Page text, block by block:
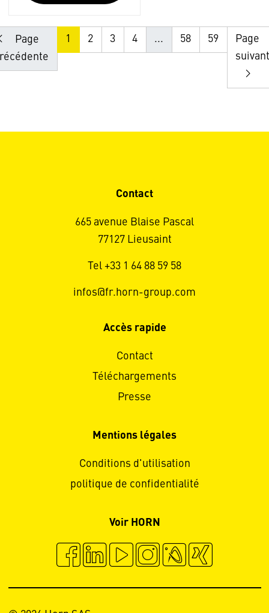
Page
1 2 3 4 ... 58 59
Page
Contact
665 avenue Blaise Pascal
77127 Lieusaint
Tel +33 1 64 88 59 58
infos@fr.horn-group.com
Accès rapide
Contact
Téléchargements
Presse
Mentions légales
Conditions d'utilisation
politique de confidentialité
Voir HORN